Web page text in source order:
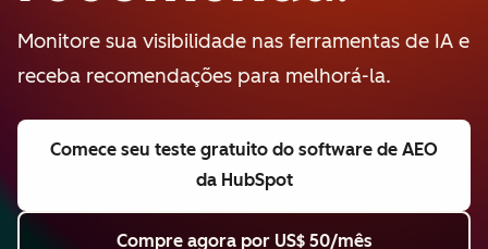
Monitore sua visibilidade nas ferramentas de IA e
receba recomendações para melhorá-la.
Comece seu teste gratuito do software de AEO
da HubSpot
Compre agora por US$ 50/mês